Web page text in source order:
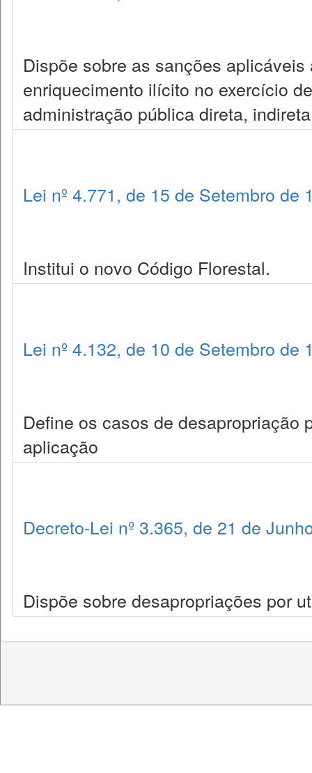
Dispõe sobre as sanções
enriquecimento ilícito no exercício
administração pública direta,
Lei nº 4.771, de 15 de Setembro de
Institui o novo Código Florestal.
Lei nº 4.132, de 10 de Setembro de
Define os casos de desapropriação
aplicação
Decreto-Lei nº 3.365, de 21 de
Dispõe sobre desapropriações por